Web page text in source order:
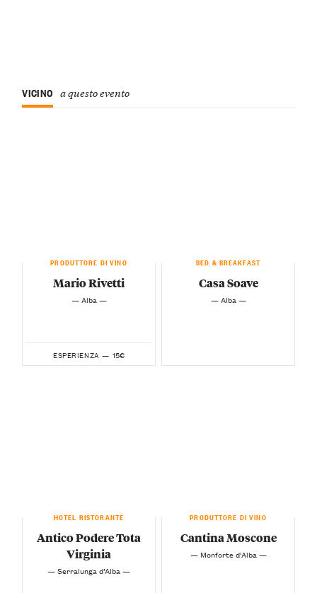
VICINO a questo evento
PRODUTTORE DI VINO
Mario Rivetti
— Alba —
ESPERIENZA — 15€
BED & BREAKFAST
Casa Soave
— Alba —
HOTEL RISTORANTE
Antico Podere Tota
Virginia
— Serralunga d’Alba —
PRODUTTORE DI VINO
Cantina Moscone
— Monforte d’Alba —